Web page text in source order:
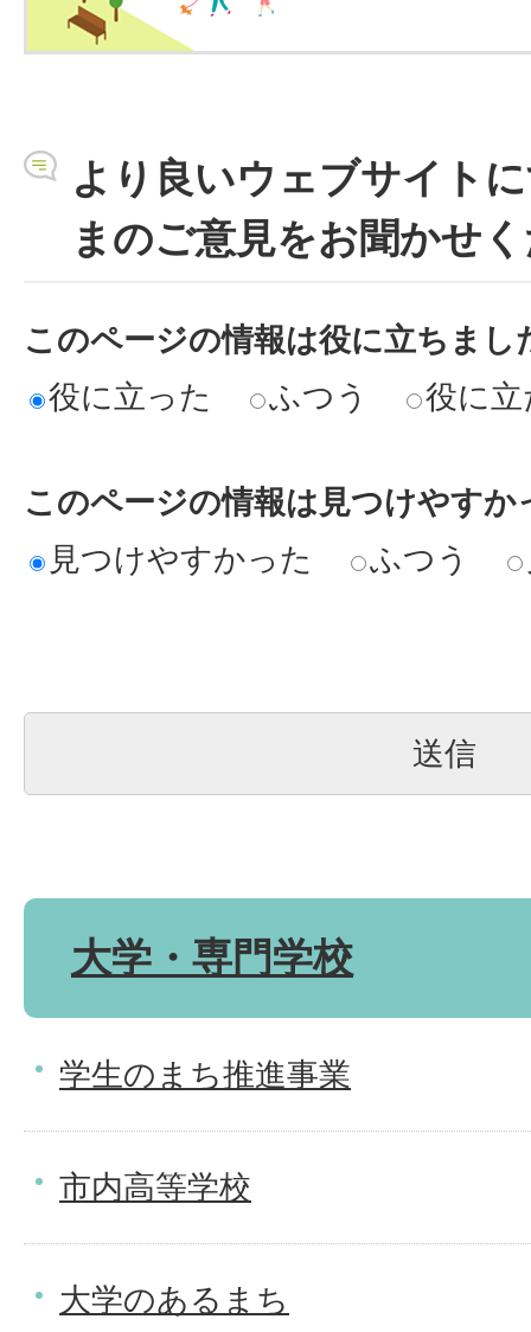
より良いウェブサイト
まのご意見をお聞かせ
このページの情報は役に立ちまし
役に立った
ふつう 役に
このページの情報は見つけやすか
見つけやすかった
ふつう
大学・専門学校
学生のまち推進事業
市内高等学校
大学のあるまち